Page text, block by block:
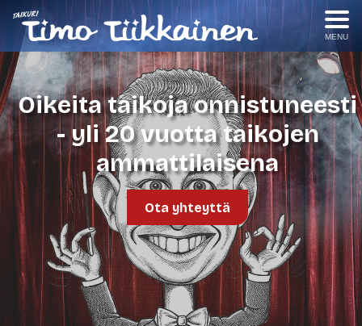
MENU
Oikeita taikoja onnistuneesti
- yli 20 vuotta taikojen
ammattilaisena
Ota yhteyttä